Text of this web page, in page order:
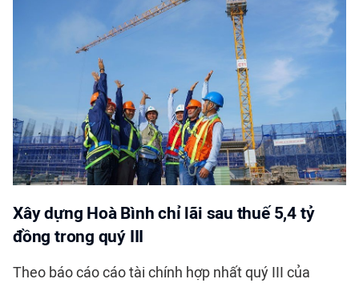
Xây dựng Hoà Bình chỉ lãi sau thuế 5,4 tỷ
đồng trong quý III
Theo báo cáo cáo tài chính hợp nhất quý III của